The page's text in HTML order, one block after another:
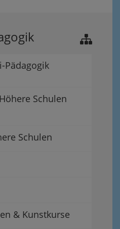
Pädagogik
Schulen
Schulen
& Kunstkurse